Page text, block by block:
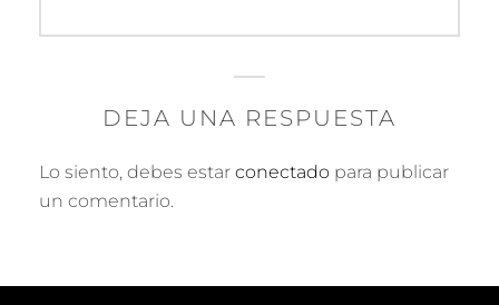
entradas
DEJA UNA RESPUESTA
Lo siento, debes estar conectado para publicar
un comentario.